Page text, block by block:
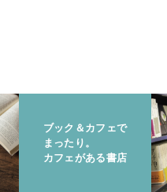
ブック＆カフェで
まったり。
カフェがある書店